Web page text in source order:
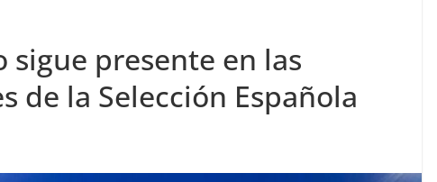
presente en las
de la Selección Española